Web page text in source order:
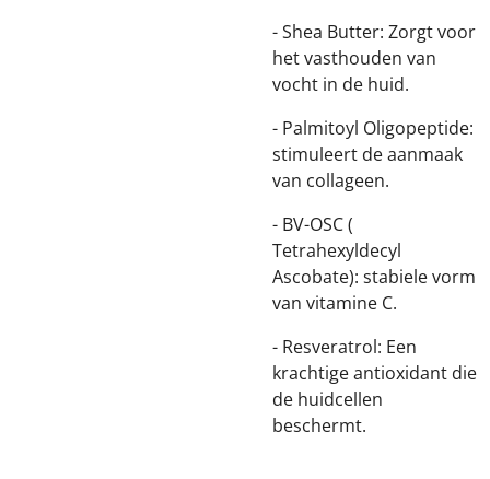
- Shea Butter: Zorgt voor
het vasthouden van
vocht in de huid.
- Palmitoyl Oligopeptide:
stimuleert de aanmaak
van collageen.
- BV-OSC (
Tetrahexyldecyl
Ascobate): stabiele vorm
van vitamine C.
- Resveratrol: Een
krachtige antioxidant die
de huidcellen
beschermt.